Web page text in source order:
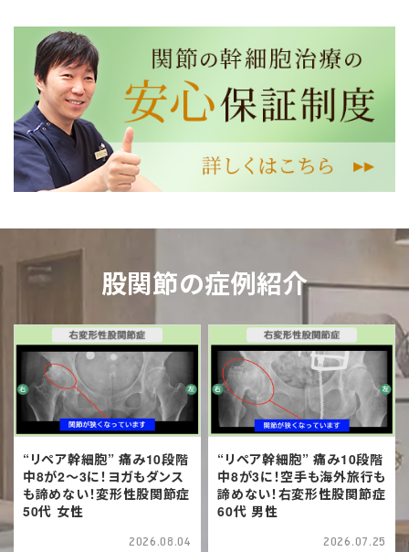
股関節の症例紹介
“リペア幹細胞” 痛み10段階
中8が2〜3に！ヨガもダンス
も諦めない！変形性股関節症
50代 女性
2026.08.04
“リペア幹細胞” 痛み10段階
中8が3に！空手も海外旅行も
諦めない！右変形性股関節症
60代 男性
2026.07.25